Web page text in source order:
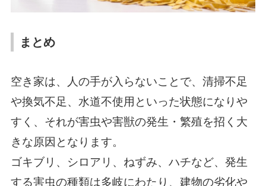
まとめ
空き家は、人の手が入らないことで、清掃不足
や換気不足、水道不使用といった状態になりや
すく、それが害虫や害獣の発生・繁殖を招く大
きな原因となります。
ゴキブリ、シロアリ、ねずみ、ハチなど、発生
する害虫の種類は多岐にわたり、建物の劣化や